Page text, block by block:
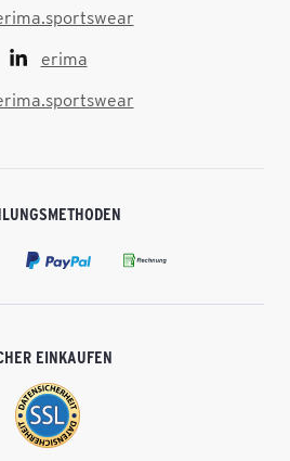
erima
EINKAUFEN